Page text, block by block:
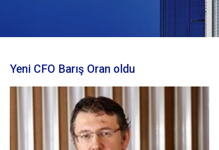
Yeni CFO Barış Oran oldu